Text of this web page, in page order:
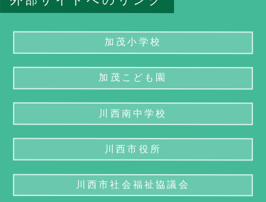
加茂小学校
加茂こども園
川西南中学校
川西市役所
川西市社会福祉協議会